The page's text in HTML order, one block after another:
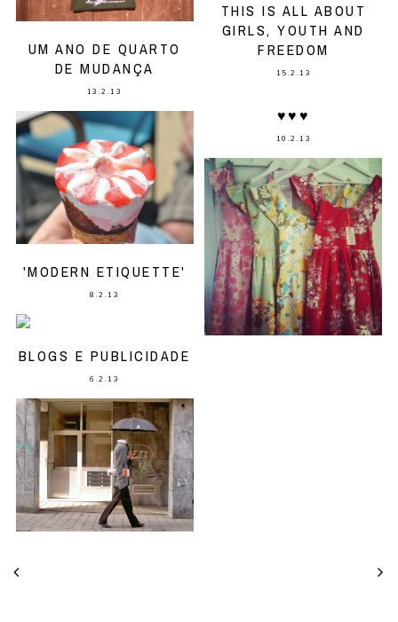
THIS IS ALL ABOUT
GIRLS, YOUTH AND
FREEDOM
15.2.13
UM ANO DE QUARTO
DE MUDANÇA
13.2.13
♥♥♥
10.2.13
'MODERN ETIQUETTE'
8.2.13
BLOGS E PUBLICIDADE
6.2.13